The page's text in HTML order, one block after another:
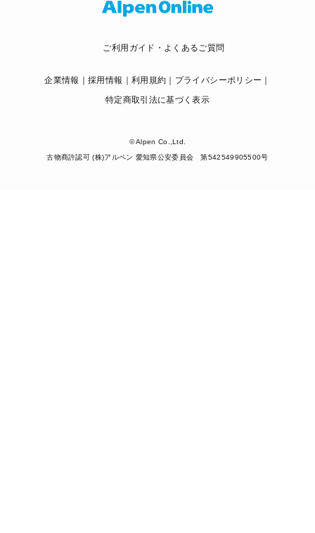
ご利用ガイド・よくあるご質問
企業情報 採用情報 利用規約
プライバシーポリシー
特定商取引法に基づく表示
© Alpen Co.,Ltd.
古物商許認可 (株)アルペン 愛知県公安委員会 第542549905500号